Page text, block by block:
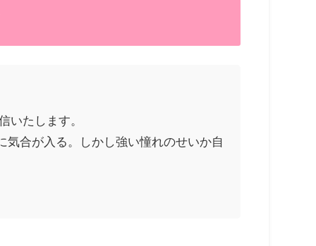
いたします。
合が入る。しかし強い憧れのせいか自